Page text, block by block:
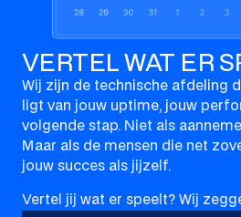
VERTEL WAT ER
Wij zijn de technische afdeling
ligt van jouw uptime, jouw
volgende stap. Niet als
Maar als de mensen die net
jouw succes als jijzelf.
Vertel jij wat er speelt? Wij